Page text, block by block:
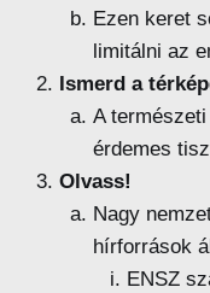
Ezen keret
limitálni az
Ismerd a
A
érdemes
Olvass!
Nagy
hírforrások
ENSZ